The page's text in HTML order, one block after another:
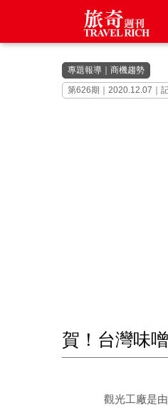
專題報導
商機趨勢
第626期｜2020.12.07｜
賀！台灣味
觀光工廠是